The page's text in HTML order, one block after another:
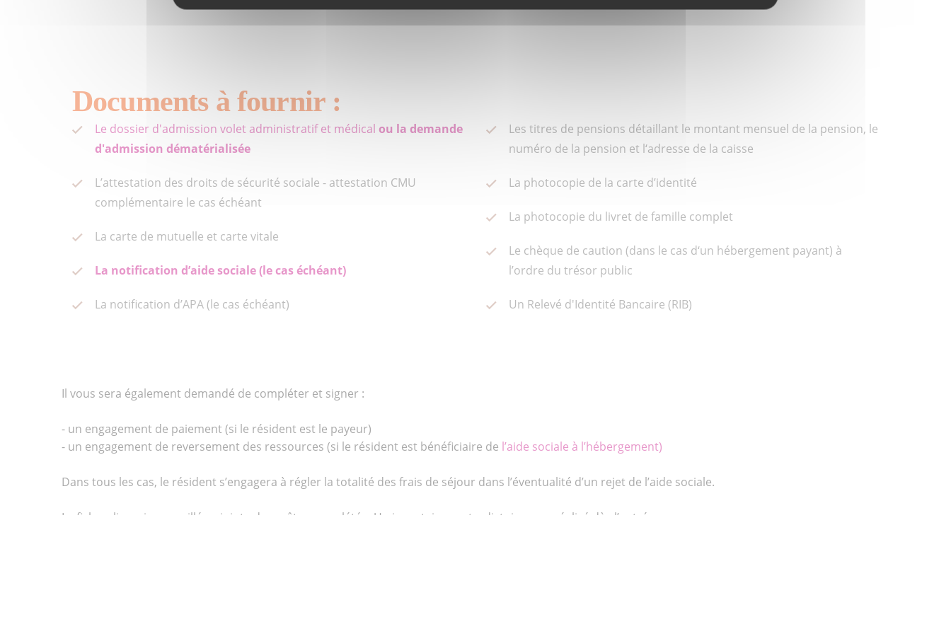
Documents à fournir :
Le dossier d'admission volet administratif et médical ou la demande
d'admission dématérialisée
L’attestation des droits de sécurité sociale - attestation CMU
complémentaire le cas échéant
La carte de mutuelle et carte vitale
La notification d’aide sociale (le cas échéant)
La notification d’APA (le cas échéant)
Les titres de pensions détaillant le montant mensuel de la pension, le
numéro de la pension et l‘adresse de la caisse
La photocopie de la carte d’identité
La photocopie du livret de famille complet
Le chèque de caution (dans le cas d‘un hébergement payant) à
l’ordre du trésor public
Un Relevé d'Identité Bancaire (RIB)
Il vous sera également demandé de compléter et signer :
- un engagement de paiement (si le résident est le payeur)
- un engagement de reversement des ressources (si le résident est bénéficiaire de l’aide sociale à l’hébergement)
Dans tous les cas, le résident s’engagera à régler la totalité des frais de séjour dans l’éventualité d’un rejet de l’aide sociale.
La fiche « lingerie conseillée » jointe devra être complétée. Un inventaire contradictoire sera réalisé dès l’entrée.